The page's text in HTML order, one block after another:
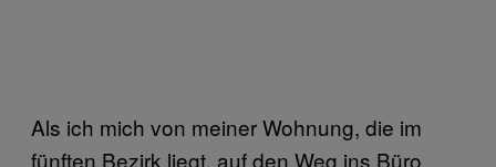
Als ich mich von meiner Wohnung, die im
fünften Bezirk liegt, auf den Weg ins Büro